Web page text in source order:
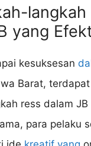
langkah
yang
kesuksesan
Barat,
ress dalam
para pelaku